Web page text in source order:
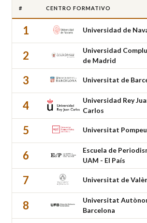
# CENTRO FORMATIVO
1 Universidad de
2
Universidad
de Madrid
3 Universitat de
4
Universidad Rey
Carlos
5 Universitat
6
Escuela de
UAM - El País
7 Universitat de
8
Universitat
Barcelona